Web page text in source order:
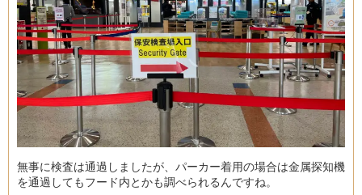
無事に検査は通過しましたが、パーカー着用の場合は金属探知機
を通過してもフード内とかも調べられるんですね。